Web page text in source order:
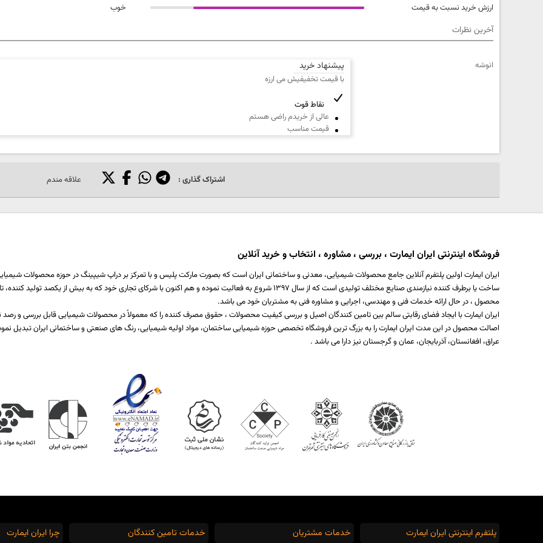
ارزش خرید نسبت به قیمت
خوب
خیلی بد
خیلی بد
عنوان نظر نقاط قوت
شماره تلفن و ایمیل شما نمایش داده نخواهد شد.
آخرین نظرات
انوشه پیشنهاد خرید
با قیمت تخفیفیش می ارزه
نقاط قوت
عالی از خریدم راضی هستم
قیمت مناسب
اشتراک گذاری : علاقه مندم
فروشگاه اینترنتی ایران ایمارت ، بررسی ، مشاوره ، انتخاب و خرید آنلاین
ایران ایمارت اولین پلتفرم آنلاین جامع محصولات شیمیایی، معدنی و ساختمانی ایران است که بصورت مارکت پلیس و با تمرکز بر دراپ شیپینگ در حوزه محصولات
ساخت یا برطرف کننده نیازمندی صنایع مختلف تولیدی است که از سال 1397 شروع به فعالیت نموده و هم اکنون با شرکای تجاری خود
محصول ، در حال ارائه خدمات فنی و مهندسی، اجرایی و مشاوره فنی به مشتریان خود می باشد.
ایران ایمارت با ایجاد فضای رقابتی سالم بین تامین کنندگان اصیل و بررسی کیفیت محصولات ، حقوق مصرف کننده را که معمولاً در محصولات شیمیایی قابل بررسی
اصالت محصول در این مدت ایران ایمارت را به بزرگ ترین فروشگاه تخصصی حوزه شیمیایی ساختمان، مواد اولیه شیمیایی، رنگ های صنعتی و ساختمانی ایران تبدیل
عراق، افغانستان، آذربایجان، عمان و گرجستان نیز دارا می باشد .
پلتفرم اینترنتی ایران ایمارت خدمات مشتریان خدمات تامین کنندگان چرا ایران ایمارت